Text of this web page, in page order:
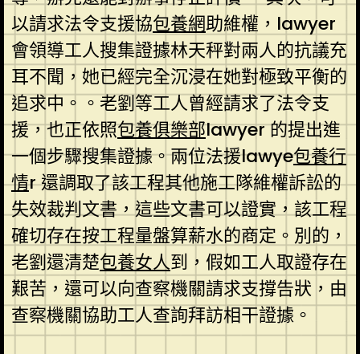
以請求法令支援協包養網助維權，lawyer
會領導工人搜集證據林天秤對兩人的抗議充
耳不聞，她已經完全沉浸在她對極致平衡的
追求中。。老劉等工人曾經請求了法令支
援，也正依照包養俱樂部lawyer 的提出進
一個步驟搜集證據。兩位法援lawye包養行
情r 還調取了該工程其他施工隊維權訴訟的
失效裁判文書，這些文書可以證實，該工程
確切存在按工程量盤算薪水的商定。別的，
老劉還清楚包養女人到，假如工人取證存在
艱苦，還可以向查察機關請求支撐告狀，由
查察機關協助工人查詢拜訪相干證據。